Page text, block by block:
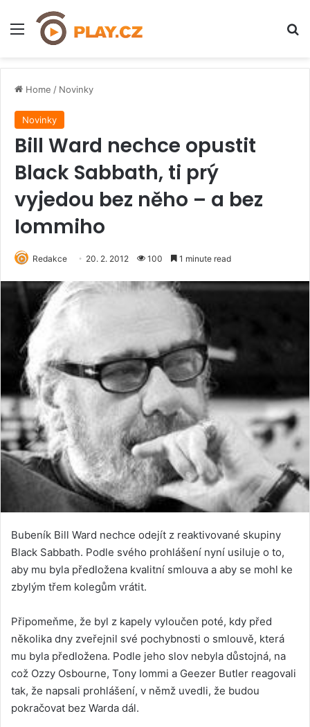
Menu
Home / Novinky
Novinky
Bill Ward nechce opustit
Black Sabbath, ti prý
vyjedou bez něho – a bez
Iommiho
Redakce 20. 2. 2012 100 1 minute read
Bubeník Bill Ward nechce odejít z reaktivované skupiny
Black Sabbath. Podle svého prohlášení nyní usiluje o to,
aby mu byla předložena kvalitní smlouva a aby se mohl ke
zbylým třem kolegům vrátit.
Připomeňme, že byl z kapely vyloučen poté, kdy před
několika dny zveřejnil své pochybnosti o smlouvě, která
mu byla předložena. Podle jeho slov nebyla důstojná, na
což Ozzy Osbourne, Tony Iommi a Geezer Butler reagovali
tak, že napsali prohlášení, v němž uvedli, že budou
pokračovat bez Warda dál.